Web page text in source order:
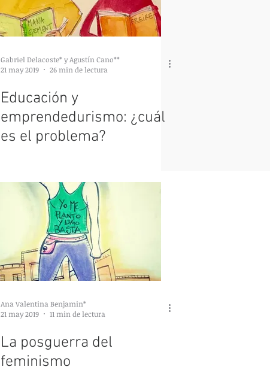
Gabriel Delacoste* y Agustín Cano**
21 may 2019
26 min de lectura
Educación y
emprendedurismo: ¿cuál
es el problema?
Ana Valentina Benjamin*
21 may 2019
11 min de lectura
La posguerra del
feminismo